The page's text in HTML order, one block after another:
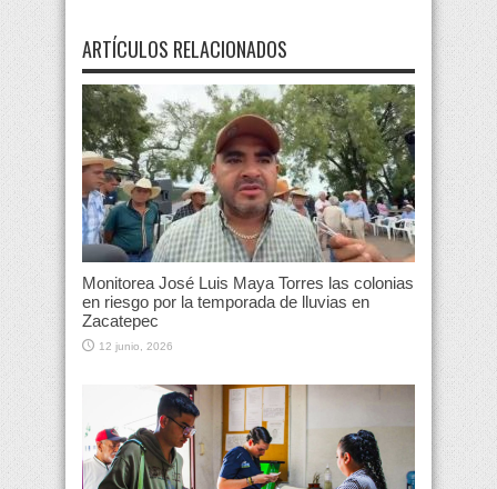
ARTÍCULOS RELACIONADOS
Monitorea José Luis Maya Torres las colonias
en riesgo por la temporada de lluvias en
Zacatepec
12 junio, 2026